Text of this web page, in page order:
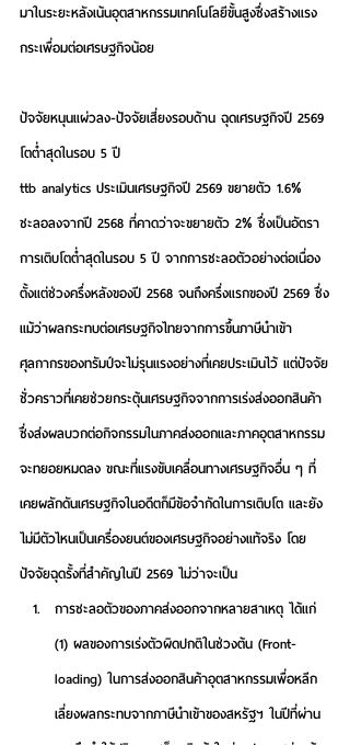
มาในระยะหลังเน้นอุตสาหกรรมเทคโนโลยีขั้นสูงซึ่งสร้างแรง
กระเพื่อมต่อเศรษฐกิจน้อย
ปัจจัยหนุนแผ่วลง-ปัจจัยเสี่ยงรอบด้าน ฉุดเศรษฐกิจปี 2569
โตต่ำสุดในรอบ 5 ปี
ttb analytics ประเมินเศรษฐกิจปี 2569 ขยายตัว 1.6%
ชะลอลงจากปี 2568 ที่คาดว่าจะขยายตัว 2% ซึ่งเป็นอัตรา
การเติบโตต่ำสุดในรอบ 5 ปี จากการชะลอตัวอย่างต่อเนื่อง
ตั้งแต่ช่วงครึ่งหลังของปี 2568 จนถึงครึ่งแรกของปี 2569 ซึ่ง
แม้ว่าผลกระทบต่อเศรษฐกิจไทยจากการขึ้นภาษีนำเข้า
ศุลกากรของทรัมป์จะไม่รุนแรงอย่างที่เคยประเมินไว้ แต่ปัจจัย
ชั่วคราวที่เคยช่วยกระตุ้นเศรษฐกิจจากการเร่งส่งออกสินค้า
ซึ่งส่งผลบวกต่อกิจกรรมในภาคส่งออกและภาคอุตสาหกรรม
จะทยอยหมดลง ขณะที่แรงขับเคลื่อนทางเศรษฐกิจอื่น ๆ ที่
เคยผลักดันเศรษฐกิจในอดีตก็มีข้อจำกัดในการเติบโต และยัง
ไม่มีตัวไหนเป็นเครื่องยนต์ของเศรษฐกิจอย่างแท้จริง โดย
ปัจจัยฉุดรั้งที่สำคัญในปี 2569 ไม่ว่าจะเป็น
การชะลอตัวของภาคส่งออกจากหลายสาเหตุ ได้แก่
(1) ผลของการเร่งตัวผิดปกติในช่วงต้น (Front-
loading) ในการส่งออกสินค้าอุตสาหกรรมเพื่อหลีก
เลี่ยงผลกระทบจากภาษีนำเข้าของสหรัฐฯ ในปีที่ผ่าน